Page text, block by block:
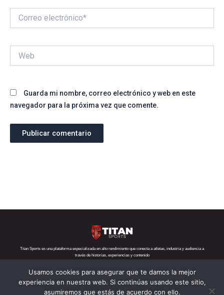
electrónico*
Guarda mi nombre, correo electrónico y web en este
navegador para la próxima vez que comente.
Titan Sports es una plataforma especializada en alto rendimiento que conecta a atletas, industria y audiencia a
través de historias, experiencias y contenido
Teléfono: +52 1 55 6719 5282 Correo: contacto@titansports.mx
Copyright© Titan Sports 2026. todos los derechos reservados
Usamos cookies para asegurar que te damos la mejor
experiencia en nuestra web. Si continúas usando este sitio,
asumiremos que estás de acuerdo con ello.